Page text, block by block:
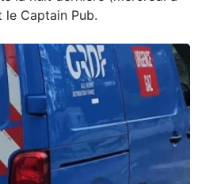
Captain Pub.